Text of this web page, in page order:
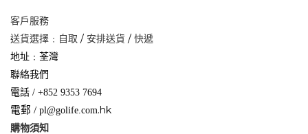
客戶服務
送貨選擇﹕自取 / 安排送貨 / 快遞
地址﹕荃灣
聯絡我們
電話 / +852 9353 7694
電郵 / pl@golife.com.hk
購物須知